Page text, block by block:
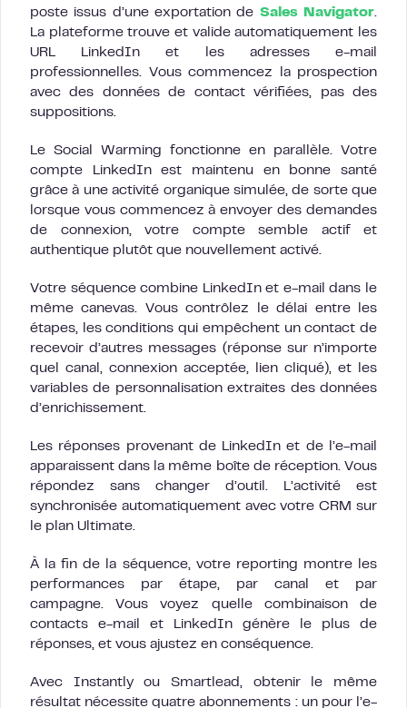
poste issus d’une exportation de Sales Navigator
La plateforme trouve et valide automatiquement les
URL LinkedIn et les adresses e-mail
professionnelles. Vous commencez la prospection
avec des données de contact vérifiées, pas des
suppositions.
Le Social Warming fonctionne en parallèle. Votre
compte LinkedIn est maintenu en bonne santé
grâce à une activité organique simulée, de sorte que
lorsque vous commencez à envoyer des demandes
de connexion, votre compte semble actif et
authentique plutôt que nouvellement activé.
Votre séquence combine LinkedIn et e-mail dans le
même canevas. Vous contrôlez le délai entre les
étapes, les conditions qui empêchent un contact de
recevoir d’autres messages (réponse sur n’importe
quel canal, connexion acceptée, lien cliqué), et les
variables de personnalisation extraites des données
d’enrichissement.
Les réponses provenant de LinkedIn et de l’e-mail
apparaissent dans la même boîte de réception. Vous
répondez sans changer d’outil. L’activité est
synchronisée automatiquement avec votre CRM sur
le plan Ultimate.
À la fin de la séquence, votre reporting montre les
performances par étape, par canal et par
campagne. Vous voyez quelle combinaison de
contacts e-mail et LinkedIn génère le plus de
réponses, et vous ajustez en conséquence.
Avec Instantly ou Smartlead, obtenir le même
résultat nécessite quatre abonnements : un pour l’e-